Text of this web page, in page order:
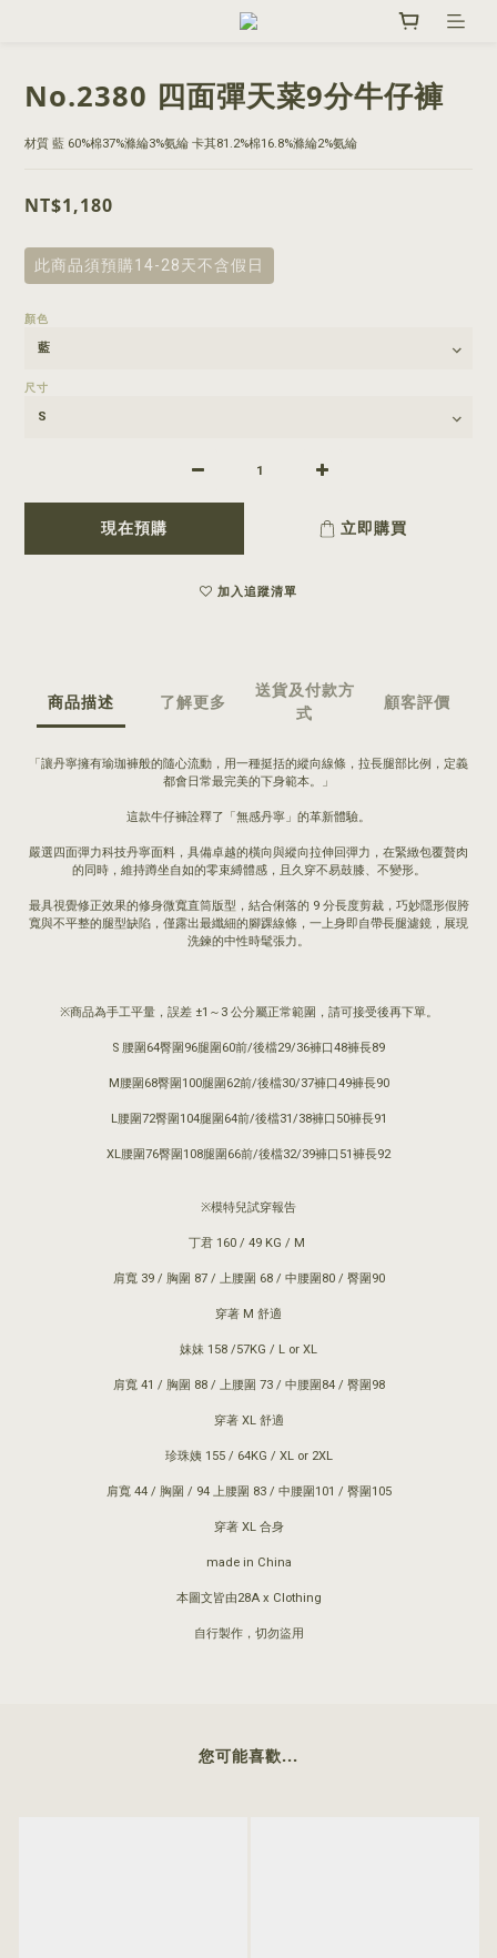
No.2380 四面彈天菜9分牛仔褲
材質 藍 60%棉37%滌綸3%氨綸 卡其81.2%棉16.8%滌綸2%氨綸
NT$1,180
此商品須預購14-28天不含假日
顏色
尺寸
現在預購 立即購買
加入追蹤清單
商品描述 了解更多
送貨及付款方
式
顧客評價
「讓丹寧擁有瑜珈褲般的隨心流動，用一種挺括的縱向線條，拉長腿部比例，定義
都會日常最完美的下身範本。」
這款牛仔褲詮釋了「無感丹寧」的革新體驗。
嚴選四面彈力科技丹寧面料，具備卓越的橫向與縱向拉伸回彈力，在緊緻包覆贅肉
的同時，維持蹲坐自如的零束縛體感，且久穿不易鼓膝、不變形。
最具視覺修正效果的修身微寬直筒版型，結合俐落的 9 分長度剪裁，巧妙隱形假胯
寬與不平整的腿型缺陷，僅露出最纖細的腳踝線條，一上身即自帶長腿濾鏡，展現
洗鍊的中性時髦張力。
※商品為手工平量，誤差 ±1～3 公分屬正常範圍，請可接受後再下單。
S 腰圍64臀圍96腿圍60前/後檔29/36褲口48褲長89
M腰圍68臀圍100腿圍62前/後檔30/37褲口49褲長90
L腰圍72臀圍104腿圍64前/後檔31/38褲口50褲長91
XL腰圍76臀圍108腿圍66前/後檔32/39褲口51褲長92
※模特兒試穿報告
丁君 160 / 49 KG / M
肩寬 39 / 胸圍 87 / 上腰圍 68 / 中腰圍80 / 臀圍90
穿著 M 舒適
妹妹 158 /57KG / L or XL
肩寬 41 / 胸圍 88 / 上腰圍 73 / 中腰圍84 / 臀圍98
穿著 XL 舒適
珍珠姨 155 / 64KG / XL or 2XL
肩寬 44 / 胸圍 / 94 上腰圍 83 / 中腰圍101 / 臀圍105
穿著 XL 合身
made in China
本圖文皆由28A x Clothing
自行製作，切勿盜用
您可能喜歡...